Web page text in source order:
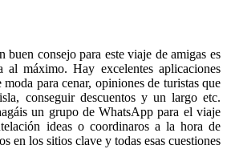
buen consejo para este viaje de amigas es
al máximo. Hay excelentes aplicaciones
para cenar, opiniones de turistas que
conseguir descuentos y un largo etc.
un grupo de WhatsApp para el viaje
ideas o coordinaros a la hora de
en los sitios clave y todas esas cuestiones